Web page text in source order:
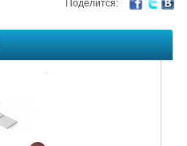
Поделится: